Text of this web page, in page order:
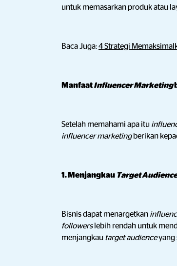
untuk memasarkan produk atau
Baca Juga:4 Strategi
ManfaatInfluencer Marketing
Setelah memahami apa itu
influencer marketingberikan
1. Menjangkau Target Audience
Bisnis dapat menargetkan
followers lebih rendah untuk
menjangkau target audienceyang